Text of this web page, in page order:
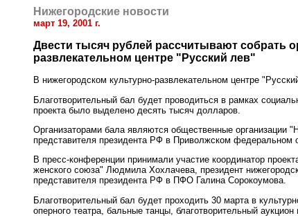
Нижегородские новости
март 19, 2001 г.
Двести тысяч рублей рассчитывают собрать
развлекательном центре "Русский лев"
В нижегородском культурно-развлекательном центре
Благотворительный бал будет проводиться в рамках
проекта было выделено десять тысяч долларов.
Организаторами бала являются общественные организации
представителя президента РФ в Приволжском федеральном
В пресс-конференции принимали участие координатор
женского союза" Людмила Хохлачева, президент
представителя президента РФ в ПФО Галина Сорокоумова.
Благотворительный бал будет проходить 30 марта в
оперного театра, бальные танцы, благотворительный